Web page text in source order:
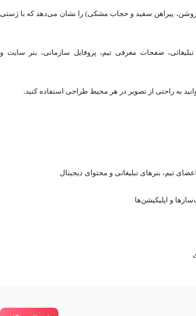
پیراهن سفید و حجاب مشکی) را نشان می‌دهد که با ژستی
صفحات معرفی تیم، پروفایل سازمانی، بنر سایت و
تیم، بنرهای تبلیغاتی و محتوای دیجیتال
و اپلیکیشن‌ها